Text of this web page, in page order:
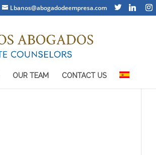
Lbanos@abogadodeempresa.com
OUR TEAM CONTACT US